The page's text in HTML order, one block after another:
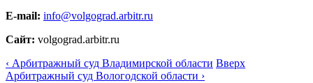
E-mail: info@volgograd.arbitr.ru
Сайт: volgograd.arbitr.ru
‹ Арбитражный суд Владимирской области Вверх
Арбитражный суд Вологодской области ›